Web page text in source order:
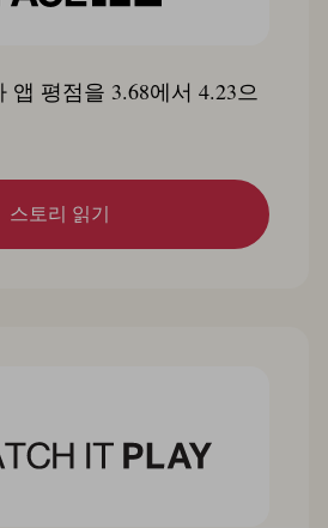
앱 평점을 3.68에서 4.23으
스토리 읽기